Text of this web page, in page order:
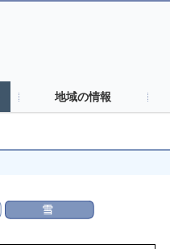
地域の情報